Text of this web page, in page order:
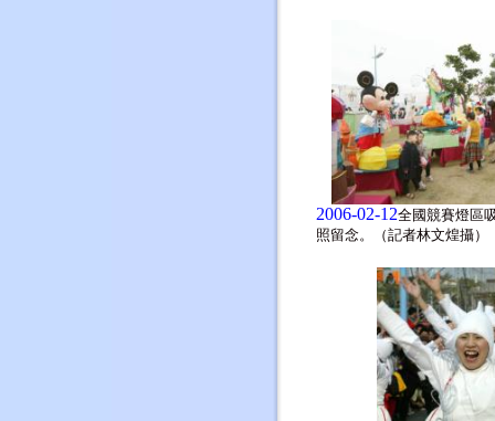
2006-02-12全國競賽燈區
照留念。（記者林文煌攝）